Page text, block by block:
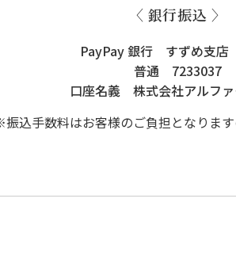
〈 銀行振込 〉
PayPay 銀行 すずめ支店
普通 7233037
口座名義 株式会社アルファ
込手数料はお客様のご負担となります